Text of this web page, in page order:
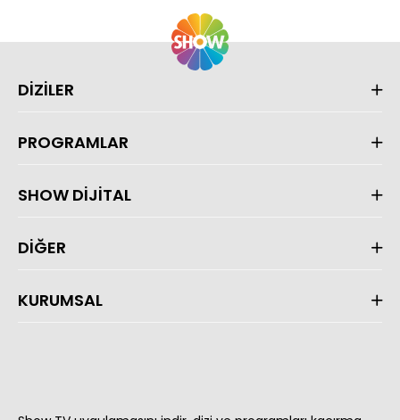
DİZİLER
PROGRAMLAR
SHOW DİJİTAL
DİĞER
KURUMSAL